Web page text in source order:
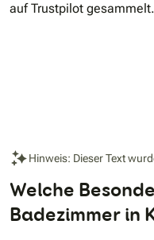
auf Trustpilot
Hinweis: Dieser Text
Welche
Badezimmer in